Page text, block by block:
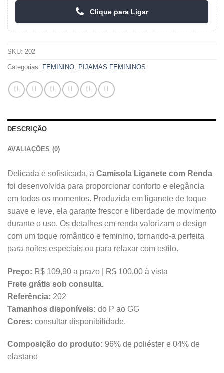
Clique para Ligar
SKU: 202
Categorias: FEMININO PIJAMAS FEMININOS
DESCRIÇÃO
AVALIAÇÕES (0)
Delicada e sofisticada, a Camisola Liganete com Renda
foi desenvolvida para proporcionar conforto e elegância
em todos os momentos. Produzida em liganete de toque
suave e leve, ela garante frescor e liberdade de movimento
durante o uso. Os detalhes em renda valorizam o design
com um toque romântico e feminino, tornando-a perfeita
para noites especiais ou para relaxar com estilo.
Preço: R$ 109,90 a prazo | R$ 100,00 à vista
Frete grátis sob consulta.
Referência: 202
Tamanhos disponíveis: do P ao GG
Cores: consultar disponibilidade.
Composição do produto: 96% de poliéster e 04% de
elastano